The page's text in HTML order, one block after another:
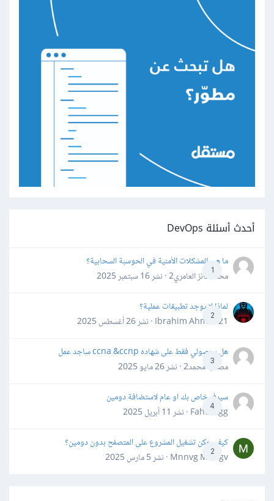
أحدث أسئلة DevOps
1
ما هي المشكلات الأمنية في الحوسبة السحابية؟
محمد فائز العامري2 · نشر
16 سبتمبر 2025
2
لماذا لا يوجد تطبيقات عملية؟
Ibrahim Ahmed21 · نشر
26 أغسطس 2025
3
هل بحصولي فقط على شهاده ccna &ccnp ساجد عمل
مصعب محمد2 · نشر
26 مايو 2025
4
سيرفر خاص بك او عام لاستضافة دومين
Fahd Ggg · نشر
11 أبريل 2025
2
كيف يمكن تشغيل المشروع على المتصفح بدون دومين؟
Mnnvg Mnbgv · نشر
5 مارس 2025